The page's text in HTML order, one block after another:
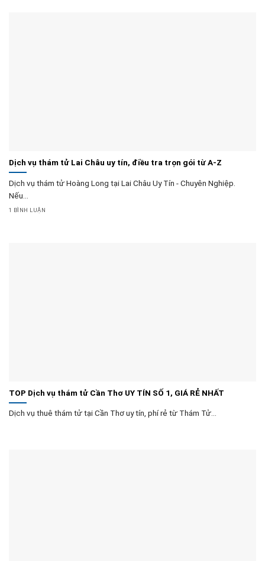
Dịch vụ thám tử Lai Châu uy tín, điều tra trọn gói từ A-Z
Dịch vụ thám tử Hoàng Long tại Lai Châu Uy Tín - Chuyên Nghiệp.
Nếu...
1 BÌNH LUẬN
TOP Dịch vụ thám tử Cần Thơ UY TÍN SỐ 1, GIÁ RẺ NHẤT
Dịch vụ thuê thám tử tại Cần Thơ uy tín, phí rẻ từ Thám Tử...